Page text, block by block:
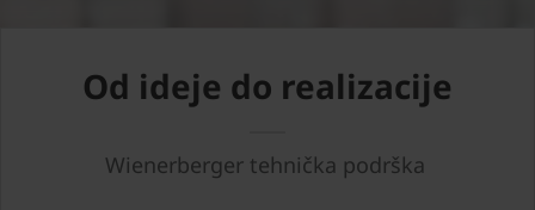
Od ideje do realizacije
Wienerberger tehnička podrška